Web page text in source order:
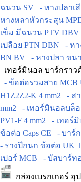
ฉนวน SV
- หางปลาเ
หางหลาหัวกระสุน
เข็ม มีฉนวน PTV DBV
เปลือย PTN DBN
- ห
BN BV
- หางปลา ขน
เทอร์มินอล บาร์กราว
- ข้อต่อรวมสาย MCB
H1Z2Z2-K 4 mm2
- ส
mm2
- เทอร์มินอลบล็
PV1-F 4 mm2
- เทอร์
ข้อต่อ Caps CE
- บาร์
- รางปีกนก ข้อต่อ UK
เปอร์ MCB
- บัสบาร์ท
กล่องเบรกเกอร์ อุ